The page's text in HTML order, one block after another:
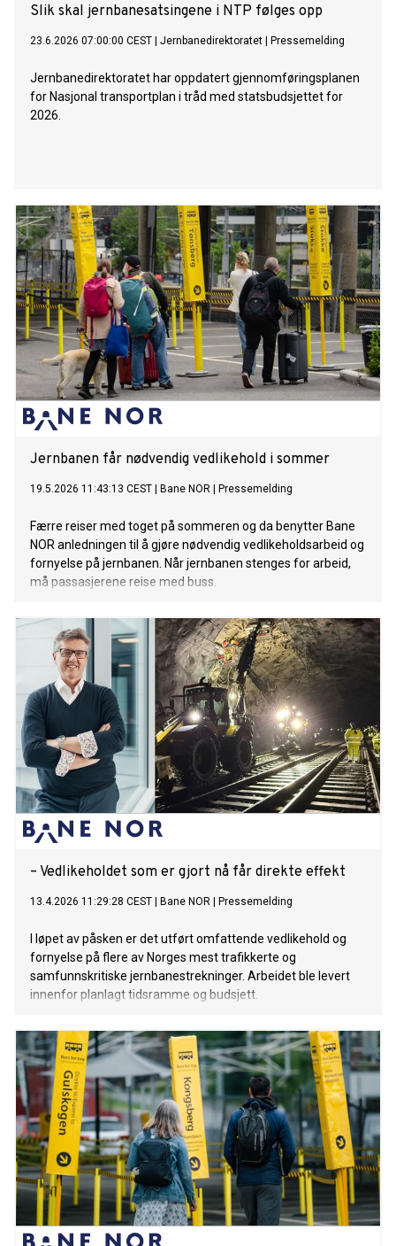
Slik skal jernbanesatsingene i NTP følges opp
23.6.2026 07:00:00 CEST Jernbanedirektoratet Pressemelding
Jernbanedirektoratet har oppdatert gjennomføringsplanen
for Nasjonal transportplan i tråd med statsbudsjettet for
2026.
Jernbanen får nødvendig vedlikehold i sommer
19.5.2026 11:43:13 CEST Bane NOR Pressemelding
Færre reiser med toget på sommeren og da benytter Bane
NOR anledningen til å gjøre nødvendig vedlikeholdsarbeid og
fornyelse på jernbanen. Når jernbanen stenges for arbeid,
må passasjerene reise med buss.
– Vedlikeholdet som er gjort nå får direkte effekt
13.4.2026 11:29:28 CEST Bane NOR Pressemelding
I løpet av påsken er det utført omfattende vedlikehold og
fornyelse på flere av Norges mest trafikkerte og
samfunnskritiske jernbanestrekninger. Arbeidet ble levert
innenfor planlagt tidsramme og budsjett.